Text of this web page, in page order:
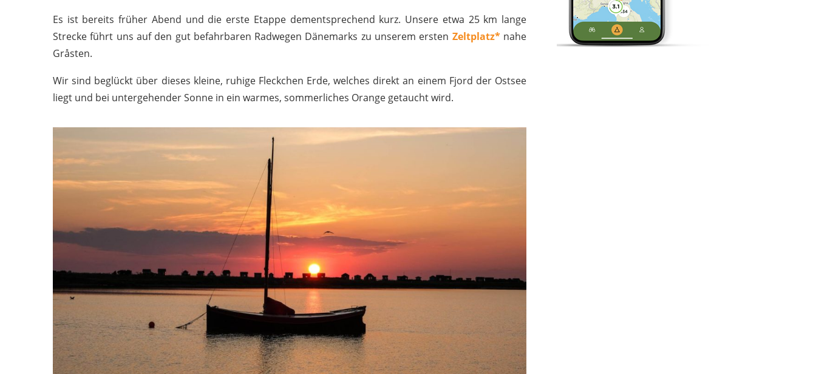
Es ist bereits früher Abend und die erste Etappe dementsprechend kurz. Unsere etwa 25 km lange
Strecke führt uns auf den gut befahrbaren Radwegen Dänemarks zu unserem ersten Zeltplatz*nahe
Gråsten.
Wir sind beglückt über dieses kleine, ruhige Fleckchen Erde, welches direkt an einem Fjord der Ostsee
liegt und bei untergehender Sonne in ein warmes, sommerliches Orange getaucht wird.